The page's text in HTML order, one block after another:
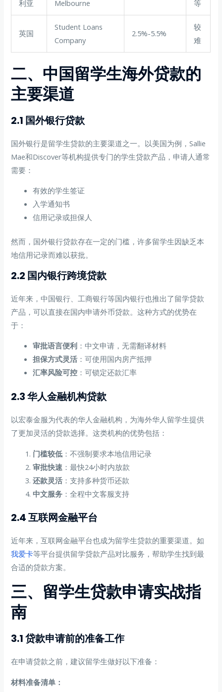
利亚 Melbourne 等
英国
Student Loans
Company
2.5%-5.5%
较
难
二、中国留学生海外贷款的
主要渠道
2.1 国外银行贷款
国外银行是留学生贷款的主要渠道之一。以美国为例，Sallie
Mae和Discover等机构提供专门的学生贷款产品，申请人通常
需要：
有效的学生签证
入学通知书
信用记录或担保人
然而，国外银行贷款存在一定的门槛，许多留学生因缺乏本
地信用记录而难以获批。
2.2 国内银行跨境贷款
近年来，中国银行、工商银行等国内银行也推出了留学贷款
产品，可以直接在国内申请外币贷款。这种方式的优势在
于：
审批语言便利 ：中文申请，无需翻译材料
担保方式灵活 ：可使用国内房产抵押
汇率风险可控 ：可锁定还款汇率
2.3 华人金融机构贷款
以宏泰金服为代表的华人金融机构，为海外华人留学生提供
了更加灵活的贷款选择。这类机构的优势包括：
门槛较低 ：不强制要求本地信用记录
审批快速 ：最快24小时内放款
还款灵活 ：支持多种货币还款
中文服务 ：全程中文客服支持
2.4 互联网金融平台
近年来，互联网金融平台也成为留学生贷款的重要渠道。如
我爱卡等平台提供留学贷款产品对比服务，帮助学生找到最
合适的贷款方案。
三、留学生贷款申请实战指
南
3.1 贷款申请前的准备工作
在申请贷款之前，建议留学生做好以下准备：
材料准备清单：